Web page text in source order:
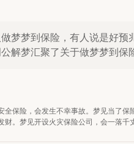
梦梦到保险，有人说是好
解梦汇聚了关于做梦梦到保
全保险，会发生不幸事故。梦见当了
财。梦见开设火灾保险公司，会一落千